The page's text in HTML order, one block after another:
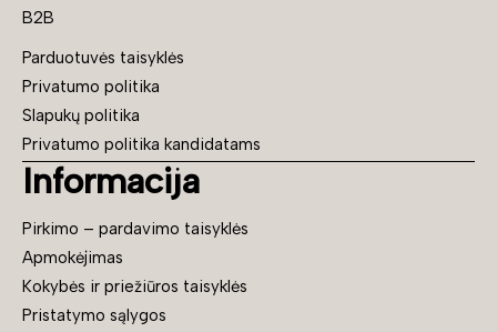
B2B
Parduotuvės taisyklės
Privatumo politika
Slapukų politika
Privatumo politika kandidatams
Informacija
Pirkimo – pardavimo taisyklės
Apmokėjimas
Kokybės ir priežiūros taisyklės
Pristatymo sąlygos